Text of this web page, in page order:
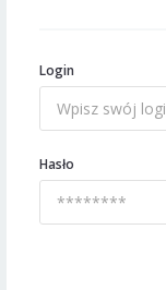
Login
Hasło